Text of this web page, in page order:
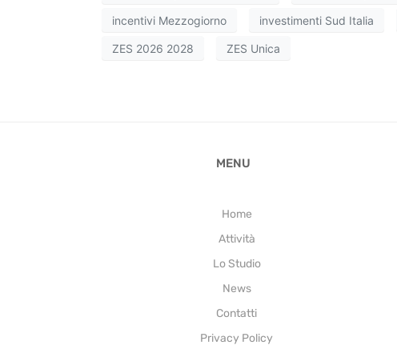
incentivi Mezzogiorno investimenti Sud Italia
ZES 2026 2028 ZES Unica
MENU
Home
Attività
Lo Studio
News
Contatti
Privacy Policy